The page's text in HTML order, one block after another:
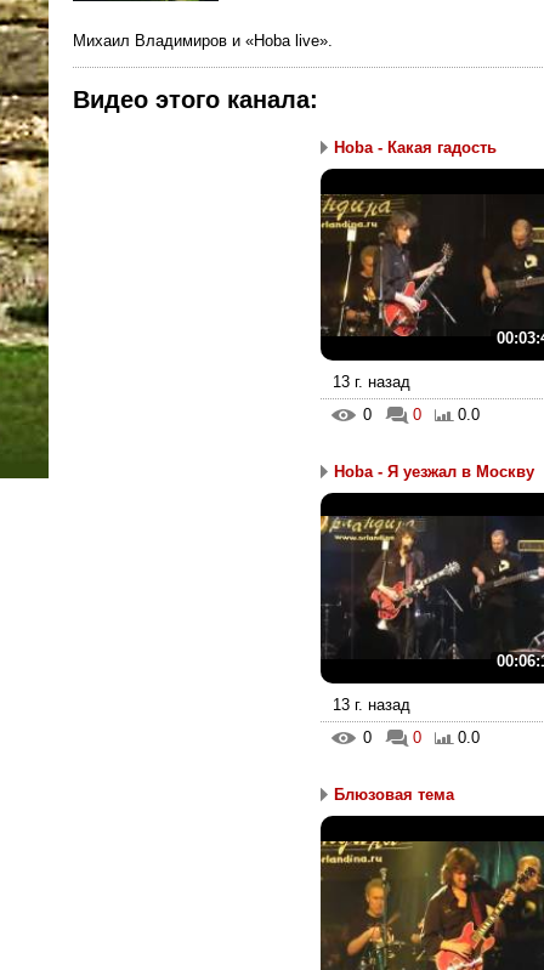
Михаил Владимиров и «Hoba live».
Видео этого канала:
Hoba - Какая гадость
13 г. назад
0
0 0.0
Hoba - Я уезжал в Москву
13 г. назад
0
0 0.0
Блюзовая тема